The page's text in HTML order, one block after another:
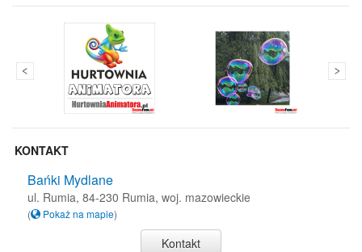
KONTAKT
Bańki Mydlane
ul. Rumia, 84-230 Rumia, woj. mazowieckie
( Pokaż na mapie)
Kontakt